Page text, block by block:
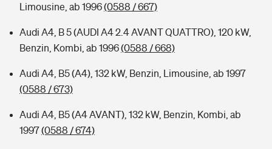
Limousine, ab 1996(0588 / 667)
Audi A4, B 5 (AUDI A4 2.4 AVANT QUATTRO), 120 kW,
Benzin, Kombi, ab 1996(0588 / 668)
Audi A4, B5 (A4), 132 kW, Benzin, Limousine, ab 1997
(0588 / 673)
Audi A4, B5 (A4 AVANT), 132 kW, Benzin, Kombi, ab
1997(0588 / 674)